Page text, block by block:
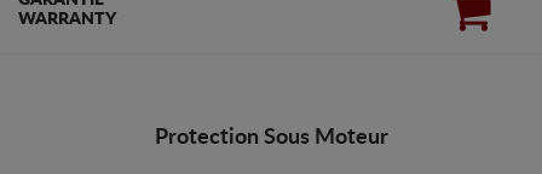
WARRANTY
Protection Sous Moteur